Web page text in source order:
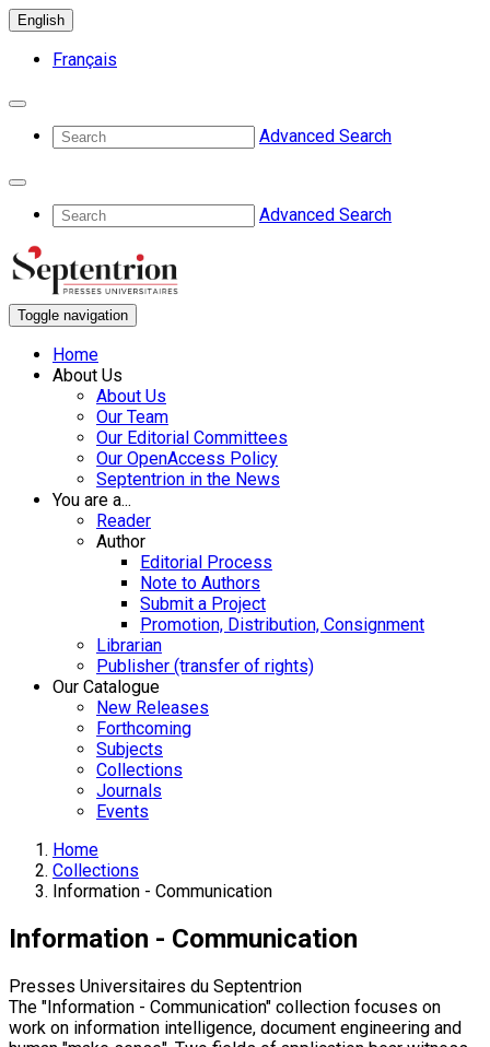
English
Français
Advanced Search
Advanced Search
Toggle navigation
Home
About Us
About Us
Our Team
Our Editorial Committees
Our OpenAccess Policy
Septentrion in the News
You are a...
Reader
Author
Editorial Process
Note to Authors
Submit a Project
Promotion, Distribution, Consignment
Librarian
Publisher (transfer of rights)
Our Catalogue
New Releases
Forthcoming
Subjects
Collections
Journals
Events
Home
Collections
Information - Communication
Information - Communication
Presses Universitaires du Septentrion
The "Information - Communication" collection focuses on
work on information intelligence, document engineering and